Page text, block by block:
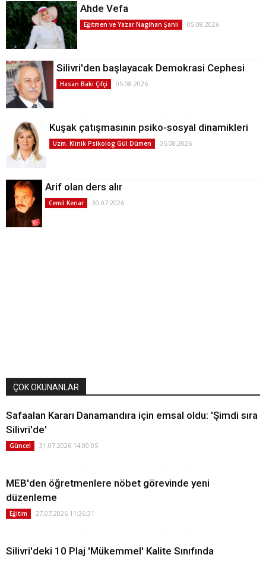
Ahde Vefa
Eğitmen ve Yazar Nagihan Şanlı 05.08.2026
Silivri'den başlayacak Demokrasi Cephesi
Hasan Baki Çifçi 05.08.2026
Kuşak çatışmasının psiko-sosyal dinamikleri
Uzm. Klinik Psikolog Gül Dümen 05.08.2026
Arif olan ders alır
Cemil Kenar 30.07.2026
ÇOK OKUNANLAR
Safaalan Kararı Danamandıra için emsal oldu: 'Şimdi sıra
Silivri'de'
Güncel 31.07.2026 14:00:05
MEB'den öğretmenlere nöbet görevinde yeni
düzenleme
Eğitim 27.07.2026 11:36:31
Silivri'deki 10 Plaj 'Mükemmel' Kalite Sınıfında